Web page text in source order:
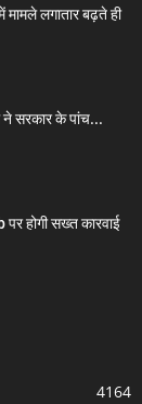
लगातार बढ़ते ही
सरकार के पांच...
होगी सख्त कारवाई
4164